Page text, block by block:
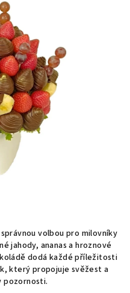
volbou pro milovníky
jahody, ananas a hroznové
dodá každé příležitosti
který propojuje svěžest a
pozornosti.